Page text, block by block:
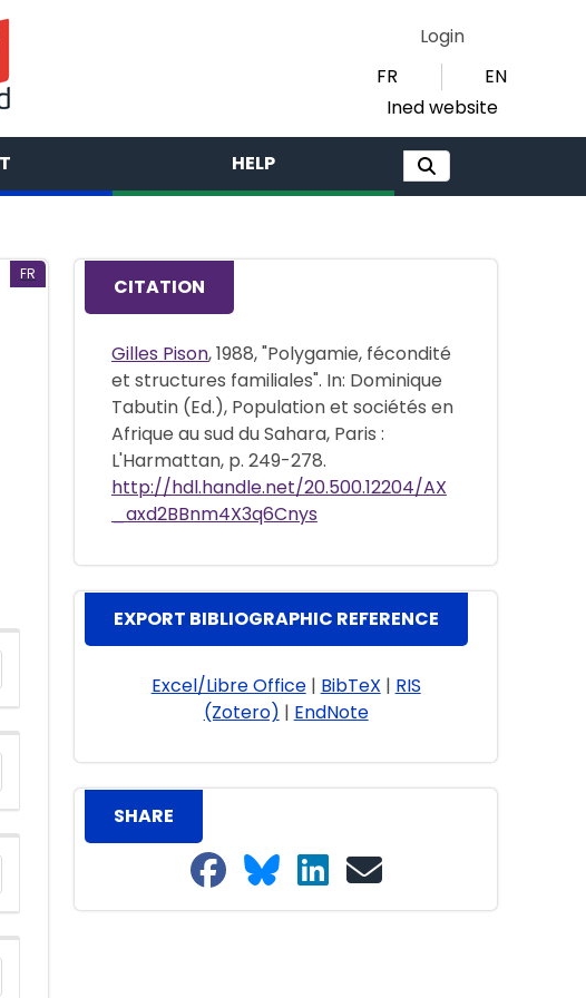
Login
FR
EN
Ined website
HELP
FR
CITATION
Gilles Pison, 1988, "Polygamie, fécondité
et structures familiales". In: Dominique
Tabutin (Ed.), Population et sociétés en
Afrique au sud du Sahara, Paris :
L'Harmattan, p. 249-278.
http://hdl.handle.net/20.500.12204/AX
_axd2BBnm4X3q6Cnys
EXPORT BIBLIOGRAPHIC REFERENCE
Excel/Libre Office| BibTeX | RIS
(Zotero) | EndNote
SHARE
Share on Facebook
Share on Bluesky
Share on LinkedIn
Share on email